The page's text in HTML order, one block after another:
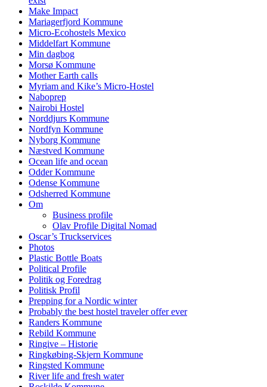
Make Impact
Mariagerfjord Kommune
Micro-Ecohostels Mexico
Middelfart Kommune
Min dagbog
Morsø Kommune
Mother Earth calls
Myriam and Kike’s Micro-Hostel
Naboprep
Nairobi Hostel
Norddjurs Kommune
Nordfyn Kommune
Nyborg Kommune
Næstved Kommune
Ocean life and ocean
Odder Kommune
Odense Kommune
Odsherred Kommune
Om
Business profile
Olav Profile Digital Nomad
Oscar’s Truckservices
Photos
Plastic Bottle Boats
Political Profile
Politik og Foredrag
Politisk Profil
Prepping for a Nordic winter
Probably the best hostel traveler offer ever
Randers Kommune
Rebild Kommune
Ringive – Historie
Ringkøbing-Skjern Kommune
Ringsted Kommune
River life and fresh water